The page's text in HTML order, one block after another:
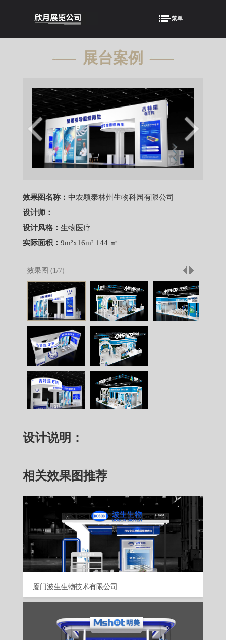
展台案例
效果图名称： 中农颖泰林州生物科园有限公司
设计师：
设计风格： 生物医疗
实际面积： 9m²x16m² 144 ㎡
效果图 (1/7)
设计说明：
相关效果图推荐
厦门波生生物技术有限公司